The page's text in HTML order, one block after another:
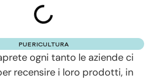
PUERICULTURA
ogni tanto le aziende ci
recensire i loro prodotti, in